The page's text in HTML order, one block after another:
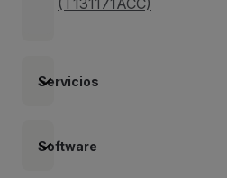
(T131171ACC)
Servicios
Software